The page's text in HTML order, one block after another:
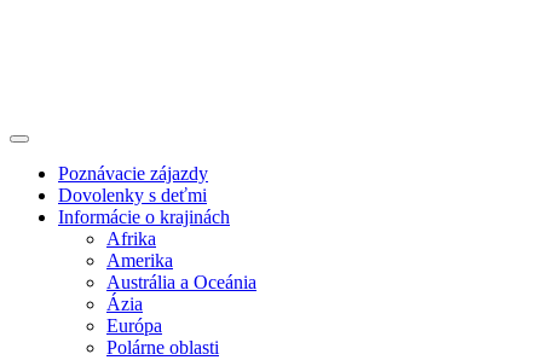
Poznávacie zájazdy
Dovolenky s deťmi
Informácie o krajinách
Afrika
Amerika
Austrália a Oceánia
Ázia
Európa
Polárne oblasti